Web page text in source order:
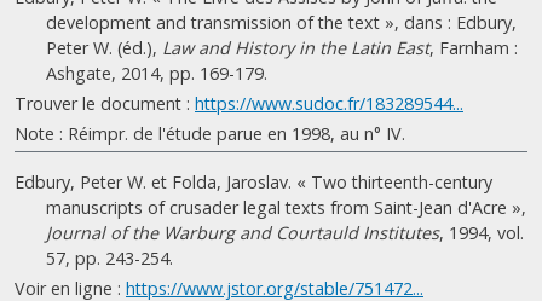
development and transmission of the text », dans : Edbury,
Peter W. (éd.), Law and History in the Latin East, Farnham :
Ashgate, 2014, pp. 169-179.
Trouver le document : https://www.sudoc.fr/183289544...
Note : Réimpr. de l'étude parue en 1998, au n° IV.
Edbury, Peter W. et Folda, Jaroslav. « Two thirteenth-century
manuscripts of crusader legal texts from Saint-Jean d'Acre »,
Journal of the Warburg and Courtauld Institutes, 1994, vol.
57, pp. 243-254.
Voir en ligne : https://www.jstor.org/stable/751472...